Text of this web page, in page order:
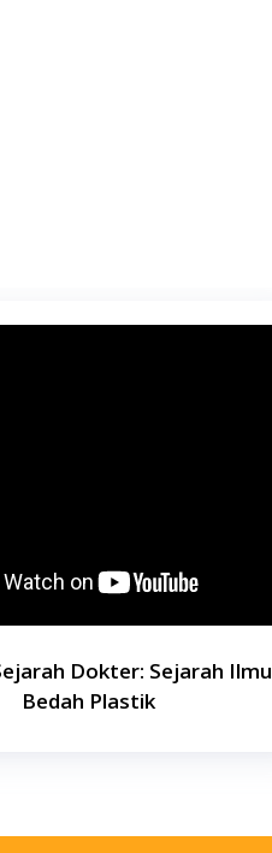
Dokter: Sejarah Ilmu
Bedah Plastik